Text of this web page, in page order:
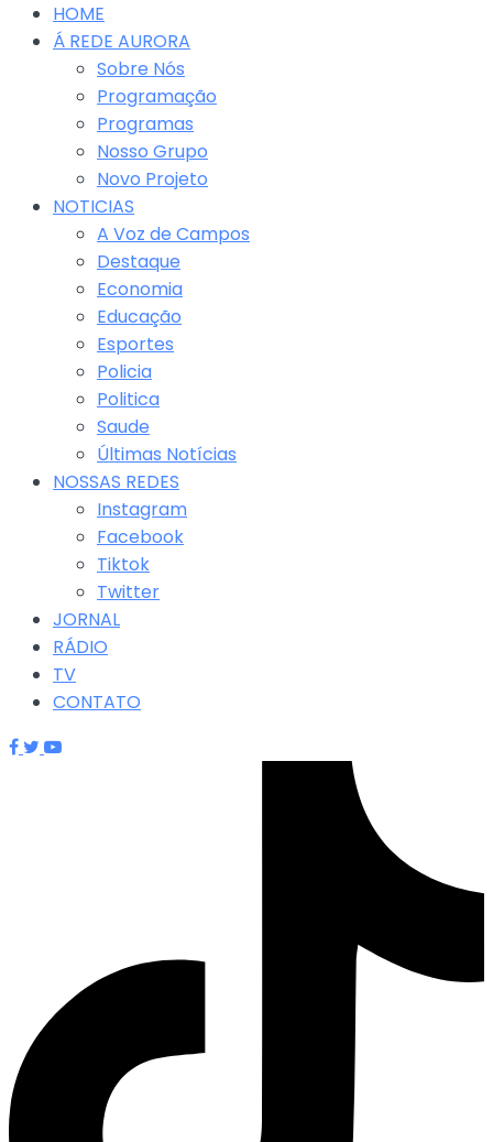
HOME
Á REDE AURORA
Sobre Nós
Programação
Programas
Nosso Grupo
Novo Projeto
NOTICIAS
A Voz de Campos
Destaque
Economia
Educação
Esportes
Policia
Politica
Saude
Últimas Notícias
NOSSAS REDES
Instagram
Facebook
Tiktok
Twitter
JORNAL
RÁDIO
TV
CONTATO